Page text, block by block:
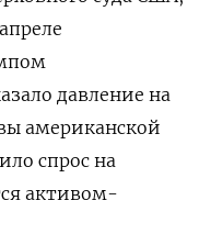
давление на
американской
спрос на
активом-